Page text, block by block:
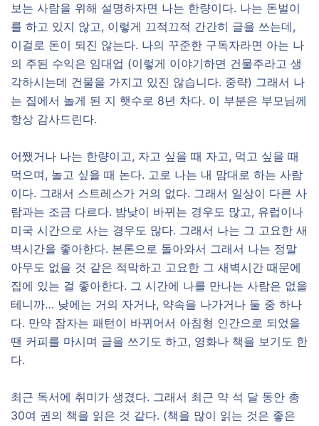
보는 사람을 위해 설명하자면 나는 한량이다. 나는 돈벌이
를 하고 있지 않고, 이렇게 끄적끄적 간간히 글을 쓰는데,
이걸로 돈이 되진 않는다. 나의 꾸준한 구독자라면 아는 나
의 주된 수익은 임대업 (이렇게 이야기하면 건물주라고 생
각하시는데 건물을 가지고 있진 않습니다. 중략) 그래서 나
는 집에서 놀게 된 지 햇수로 8년 차다. 이 부분은 부모님께
항상 감사드린다.
어쨌거나 나는 한량이고, 자고 싶을 때 자고, 먹고 싶을 때
먹으며, 놀고 싶을 때 논다. 고로 나는 내 맘대로 하는 사람
이다. 그래서 스트레스가 거의 없다. 그래서 일상이 다른 사
람과는 조금 다르다. 밤낮이 바뀌는 경우도 많고, 유럽이나
미국 시간으로 사는 경우도 많다. 그래서 나는 그 고요한 새
벽시간을 좋아한다. 본론으로 돌아와서 그래서 나는 정말
아무도 없을 것 같은 적막하고 고요한 그 새벽시간 때문에
집에 있는 걸 좋아한다. 그 시간에 나를 만나는 사람은 없을
테니까… 낮에는 거의 자거나, 약속을 나가거나 둘 중 하나
다. 만약 잠자는 패턴이 바뀌어서 아침형 인간으로 되었을
땐 커피를 마시며 글을 쓰기도 하고, 영화나 책을 보기도 한
다.
최근 독서에 취미가 생겼다. 그래서 최근 약 석 달 동안 총
30여 권의 책을 읽은 것 같다. (책을 많이 읽는 것은 좋은